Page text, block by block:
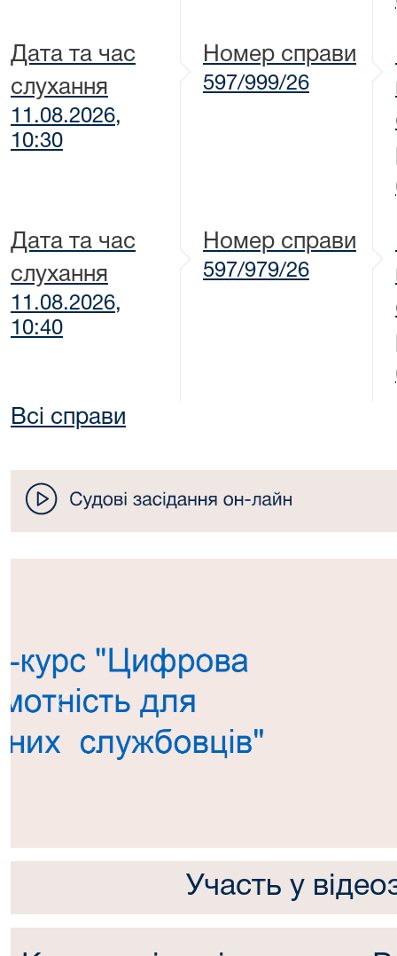
Дата та час
слухання
11.08.2026,
10:30
Номер справи
597/999/26
Дата та час
слухання
11.08.2026,
10:40
Номер справи
597/979/26
Всі справи
Попередній
Участь у